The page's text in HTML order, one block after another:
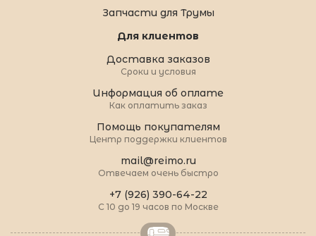
Запчасти для Трумы
Для клиентов
Доставка заказов
Сроки и условия
Информация об оплате
Как оплатить заказ
Помощь покупателям
Центр поддержки клиентов
mail@reimo.ru
Отвечаем очень быстро
+7 (926) 390-64-22
С 10 до 19 часов по Москве